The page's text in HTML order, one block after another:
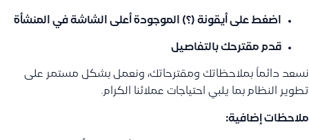
اضغط على أيقونة (؟) الموجودة أعلى الشاشة في المنشأة
قدم مقترحك بالتفاصيل
نسعد دائماً بملاحظاتك ومقترحاتك، ونعمل بشكل مستمر على
تطوير النظام بما يلبي احتياجات عملائنا الكرام.
ملاحظات إضافية: